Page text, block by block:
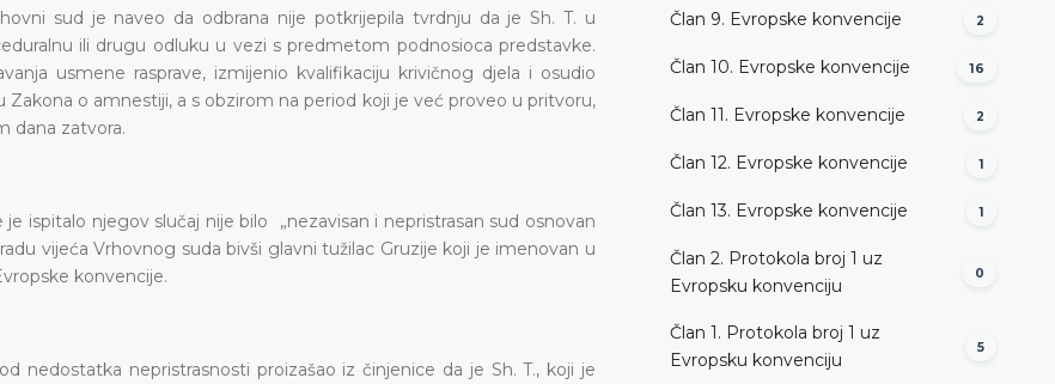
sud je naveo da odbrana nije potkrijepila tvrdnju da je Sh. T. u
ili drugu odluku u vezi s predmetom podnosioca predstavke.
usmene rasprave, izmijenio kvalifikaciju krivičnog djela i osudio
o amnestiji, a s obzirom na period koji je već proveo u pritvoru,
dana zatvora.
ispitalo njegov slučaj nije bilo „nezavisan i nepristrasan sud osnovan
vijeća Vrhovnog suda bivši glavni tužilac Gruzije koji je imenovan u
konvencije.
nedostatka nepristrasnosti proizašao iz činjenice da je Sh. T., koji je
Član 9. Evropske konvencije 2
Član 10. Evropske konvencije 16
Član 11. Evropske konvencije 2
Član 12. Evropske konvencije 1
Član 13. Evropske konvencije 1
Član 2. Protokola broj 1 uz
Evropsku konvenciju
0
Član 1. Protokola broj 1 uz
Evropsku konvenciju
5